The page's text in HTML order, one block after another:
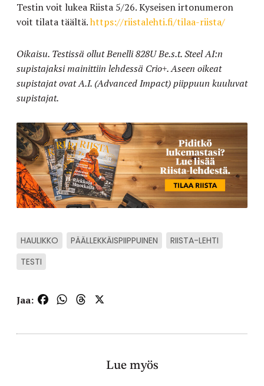
Testin voit lukea Riista 5/26. Kyseisen irtonumeron
voit tilata täältä.https://riistalehti.fi/tilaa-riista/
Oikaisu. Testissä ollut Benelli 828U Be.s.t. Steel AI:n
supistajaksi mainittiin lehdessä Crio+. Aseen oikeat
supistajat ovat A.I. (Advanced Impact) piippuun kuuluvat
supistajat.
HAULIKKO PÄÄLLEKKÄISPIIPPUINEN
RIISTA-LEHTI
TESTI
Jaa: FacebookWhatsApp
Threads
Lue myös